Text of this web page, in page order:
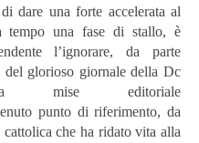
dare una forte accelerata al
tempo una fase di stallo, è
l’ignorare, da parte
del glorioso giornale della Dc
mise editoriale
punto di riferimento, da
che ha ridato vita alla